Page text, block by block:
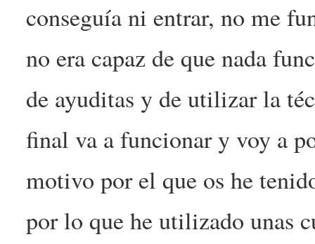
conseguía ni entrar, no me
no era capaz de que nada
de ayuditas y de utilizar la
final va a funcionar y voy a
motivo por el que os he
por lo que he utilizado unas